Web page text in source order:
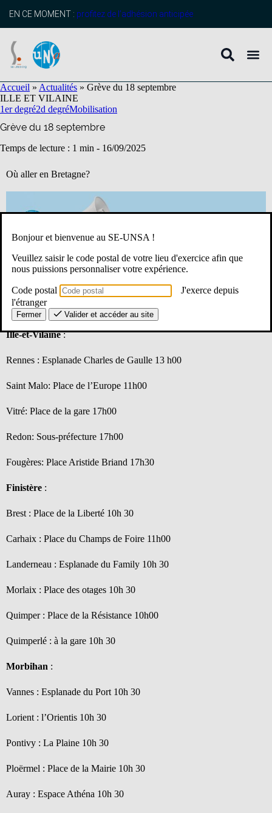
principal
EN CE MOMENT : profitez de l’adhésion anticipée
Accueil » Actualités » Grève du 18 septembre
ILLE ET VILAINE
1er degré2d degréMobilisation
Grève du 18 septembre
Temps de lecture : 1 min - 16/09/2025
Où aller en Bretagne?
Attention, pour les collègues du premier degré, envoi de la
déclaration préalable de grève lundi 15 septembre minuit !
Ille-et-Vilaine:
Rennes : Esplanade Charles de Gaulle 13 h00
Saint Malo: Place de l’Europe 11h00
Vitré: Place de la gare 17h00
Redon: Sous-préfecture 17h00
Fougères: Place Aristide Briand 17h30
Finistère :
Brest : Place de la Liberté 10h 30
Carhaix : Place du Champs de Foire 11h00
Landerneau : Esplanade du Family 10h 30
Morlaix : Place des otages 10h 30
Quimper : Place de la Résistance 10h00
Quimperlé : à la gare 10h 30
Morbihan :
Vannes : Esplanade du Port 10h 30
Lorient : l’Orientis 10h 30
Pontivy : La Plaine 10h 30
Ploërmel : Place de la Mairie 10h 30
Auray : Espace Athéna 10h 30
Bonjour et bienvenue au SE-UNSA !
Veuillez saisir le code postal de votre lieu d'exercice afin que
nous puissions personnaliser votre expérience.
Code postal
J'exerce depuis
l'étranger
Fermer Valider et accéder au site